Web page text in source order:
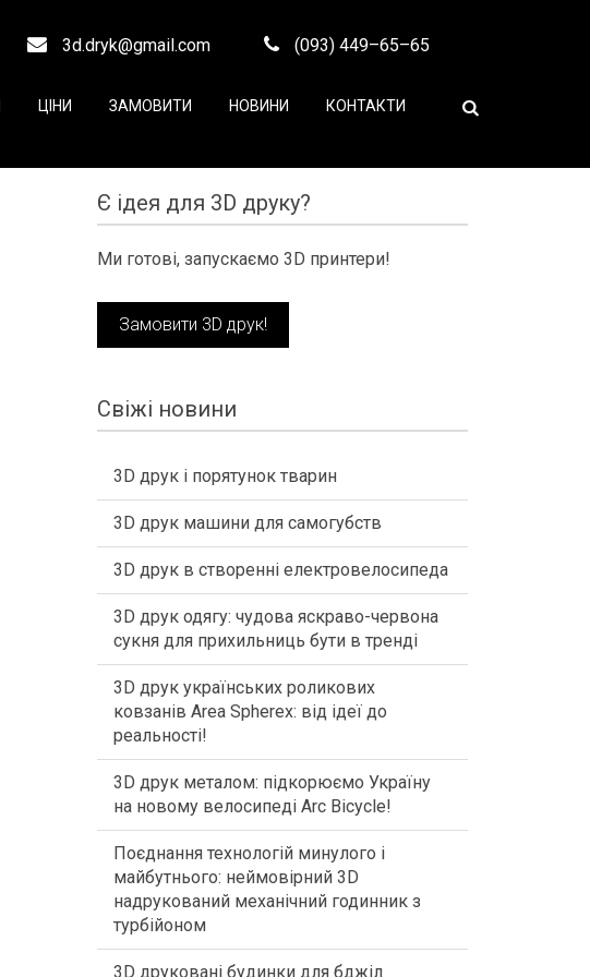
3d.dryk@gmail.com (093) 449–65–65
ЦІНИ ЗАМОВИТИ НОВИНИ КОНТАКТИ
Є ідея для 3D друку?
Ми готові, запускаємо 3D принтери!
Замовити 3D друк!
Свіжі новини
3D друк і порятунок тварин
3D друк машини для самогубств
3D друк в створенні електровелосипеда
3D друк одягу: чудова яскраво-червона
сукня для прихильниць бути в тренді
3D друк українських роликових
ковзанів Area Spherex: від ідеї до
реальності!
3D друк металом: підкорюємо Україну
на новому велосипеді Arc Bicycle!
Поєднання технологій минулого і
майбутнього: неймовірний 3D
надрукований механічний годинник з
турбійоном
3D друковані будинки для бджіл